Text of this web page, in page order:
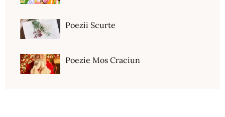
Poezii Scurte
Poezie Mos Craciun